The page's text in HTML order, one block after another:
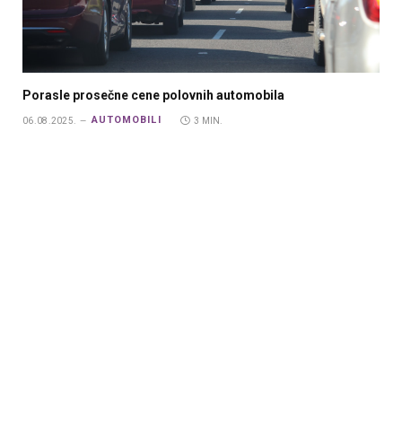
Porasle prosečne cene polovnih automobila
06.08.2025. AUTOMOBILI 3 MIN.